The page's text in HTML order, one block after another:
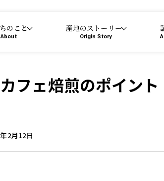
のこと
About
産地のストーリー
Origin Story
フェ焙煎のポイント
2月12日